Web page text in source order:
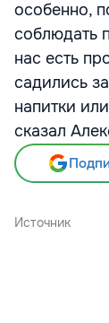
особенно,
соблюдать
нас есть
садились
напитки
сказал
Источник